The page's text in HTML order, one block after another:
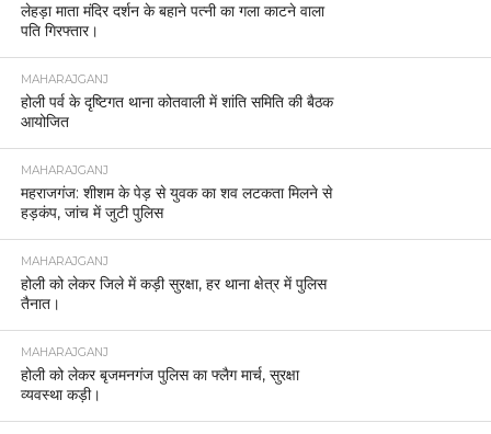
लेहड़ा माता मंदिर दर्शन के बहाने पत्नी का गला काटने वाला
पति गिरफ्तार।
MAHARAJGANJ
होली पर्व के दृष्टिगत थाना कोतवाली में शांति समिति की बैठक
आयोजित
MAHARAJGANJ
महराजगंज: शीशम के पेड़ से युवक का शव लटकता मिलने से
हड़कंप, जांच में जुटी पुलिस
MAHARAJGANJ
होली को लेकर जिले में कड़ी सुरक्षा, हर थाना क्षेत्र में पुलिस
तैनात।
MAHARAJGANJ
होली को लेकर बृजमनगंज पुलिस का फ्लैग मार्च, सुरक्षा
व्यवस्था कड़ी।